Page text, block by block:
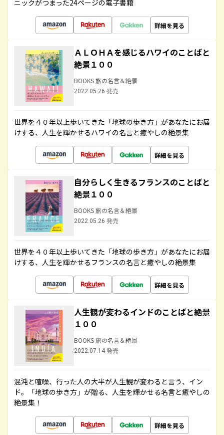
ニックがつまった24ページの電子書籍
詳細を見る
ＡＬＯＨＡを感じるハワイのことばと
絶景１００
BOOKS 旅の名言＆絶景
2022.05.26 発売
世界を４０年以上歩いてきた「地球の歩き方」があなたにお届
けする、人生を輝かせるハワイの名言と癒やしの絶景集
詳細を見る
自分らしく生きるフランスのことばと
絶景１００
BOOKS 旅の名言＆絶景
2022.05.26 発売
世界を４０年以上歩いてきた「地球の歩き方」があなたにお届
けする、人生を輝かせるフランスの名言と癒やしの絶景集
詳細を見る
人生観が変わるインドのことばと絶景
１００
BOOKS 旅の名言＆絶景
2022.07.14 発売
混沌と喧噪、行った人の大半が人生観が変わると言う、イン
ド。「地球の歩き方」が贈る、人生を輝かせる名言と癒やしの
絶景集！
詳細を見る